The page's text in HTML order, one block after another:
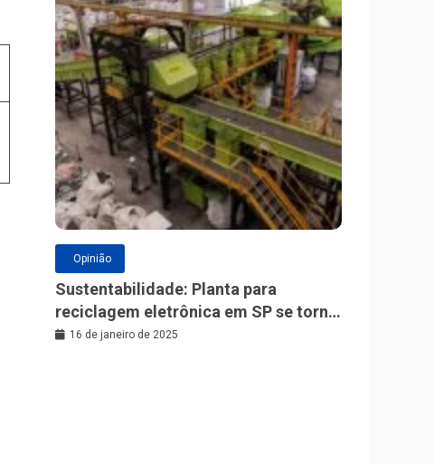
Opinião
Sustentabilidade: Planta para
reciclagem eletrônica em SP se torna
a maior da América Latina
16 de janeiro de 2025